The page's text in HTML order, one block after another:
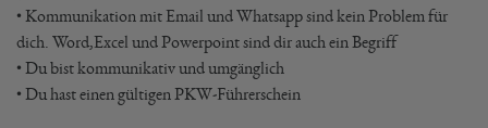
• Kommunikation mit Email und Whatsapp sind kein Problem für
dich. Word,Excel und Powerpoint sind dir auch ein Begriff
• Du bist kommunikativ und umgänglich
• Du hast einen gültigen PKW-Führerschein